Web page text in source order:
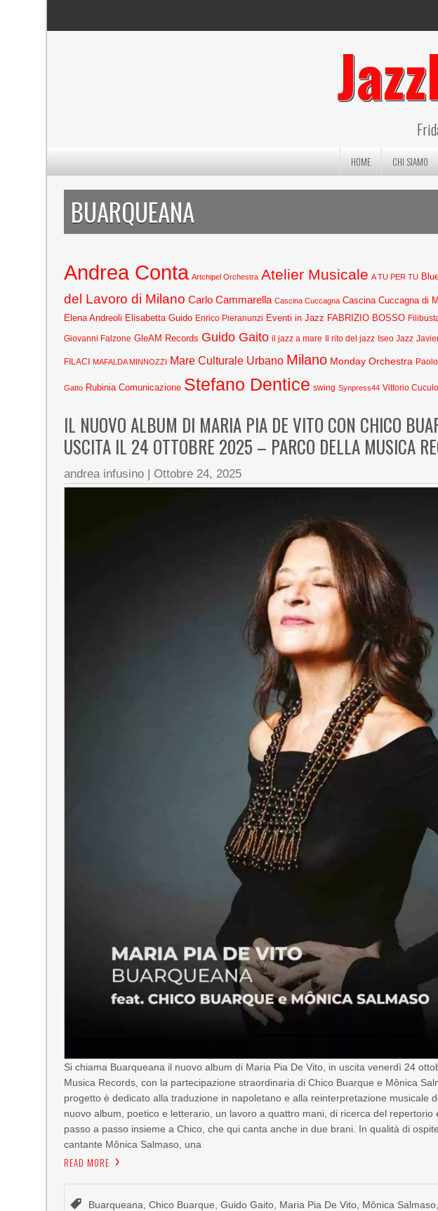
HOME CHI SIAMO
BUARQUEANA
Andrea Conta Artchipel Orchestra Atelier Musicale A TU PER TU
del Lavoro di Milano Carlo Cammarella Cascina Cuccagna Cascina Cuccagna di
Elena Andreoli Elisabetta Guido Enrico Pieranunzi Eventi in Jazz FABRIZIO BOSSO
Giovanni Falzone GleAM Records Guido Gaito il jazz a mare Il rito del jazz Iseo Jazz
FILACI MAFALDA MINNOZZI Mare Culturale Urbano Milano Monday Orchestra
Gatto Rubinia Comunicazione Stefano Dentice swing Synpress44 Vittorio Cuculo
IL NUOVO ALBUM DI MARIA PIA DE VITO CON CHICO
USCITA IL 24 OTTOBRE 2025 – PARCO DELLA MUSICA
andrea infusino | Ottobre 24, 2025
Si chiama Buarqueana il nuovo album di Maria Pia De Vito, in uscita venerdì 24
Musica Records, con la partecipazione straordinaria di Chico Buarque e Mônica
progetto è dedicato alla traduzione in napoletano e alla reinterpretazione musicale
nuovo album, poetico e letterario, un lavoro a quattro mani, di ricerca del
passo a passo insieme a Chico, che qui canta anche in due brani. In qualità di
cantante Mônica Salmaso, una
READ MORE
Buarqueana ,Chico Buarque ,Guido Gaito Maria Pia De Vito Mônica Salmaso